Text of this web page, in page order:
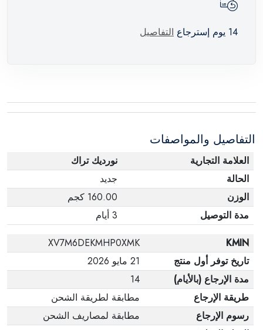
14 يوم إسترجاع التفاصيل
التفاصيل والمواصفات
العلامة التجارية
نورديك تراك
الحالة
جديد
الوزن
160.00 كجم
مدة التوصيل
3 أيام
KMIN
XV7M6DEKMHP0XMK
تاريخ توفر أول منتج
21 مايو 2026
مدة الإرجاع (بالأيام)
14
طريقة الإرجاع
مطابقة لطريقة الشحن
رسوم الإرجاع
مطابقة لمصاريف الشحن